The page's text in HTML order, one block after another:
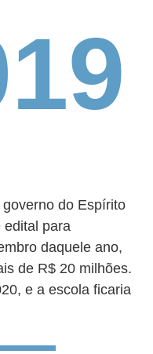
do Espírito
edital para
daquele ano,
de R$ 20 milhões.
e a escola ficaria